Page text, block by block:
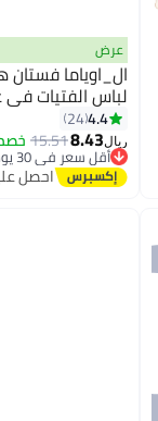
عرض
ال_اوياما فستان
لباس الفتيات
4.4
24
ريال8.43
15.51 خصم
أقل سعر في 30 يوم
أقل سعر في 30 يوم
احصل